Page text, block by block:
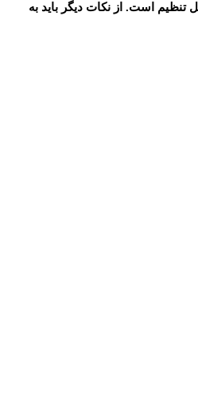
این اسپینینگ دیسک 20 کیلویی دارد و زین آن در 2 جهت مختلف قابل تنظیم است. از نکات دیگر باید به